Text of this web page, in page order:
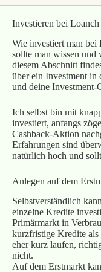
Investieren bei Loanch
Wie investiert man bei
sollte man wissen und
diesem Abschnitt
über ein Investment in
und deine
Ich selbst bin mit
investiert, anfangs
Cashback‑Aktion
Erfahrungen sind
natürlich hoch und
Anlegen auf dem
Selbstverständlich
einzelne Kredite
Primärmarkt in
kurzfristige Kredite als
eher kurz laufen,
nicht.
Auf dem Erstmarkt